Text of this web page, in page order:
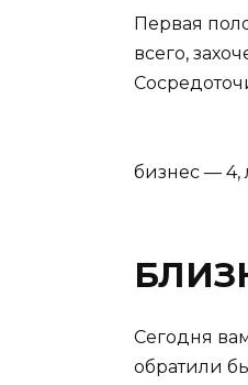
Первая
всего,
бизнес —
Сегодня
обратили